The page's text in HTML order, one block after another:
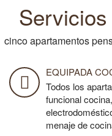
cinco apartamentos
EQUIPADA
Todos los
funcional
menaje de